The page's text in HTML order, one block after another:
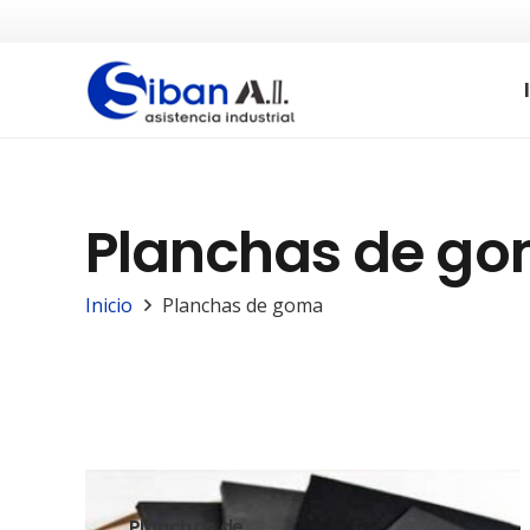
Planchas de
Inicio Planchas de goma